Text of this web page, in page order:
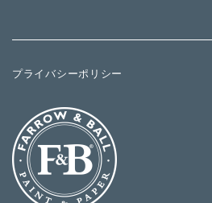
プライバシーポリシー